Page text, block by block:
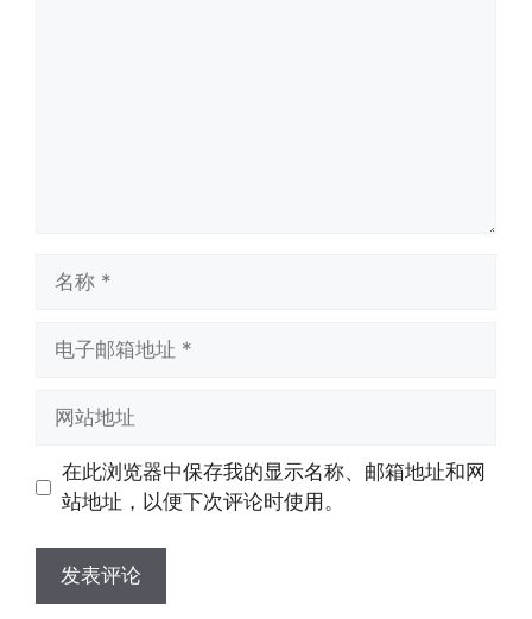
址
址
在此浏览器中保存我的显示名称、邮箱地址和网
站地址，以便下次评论时使用。